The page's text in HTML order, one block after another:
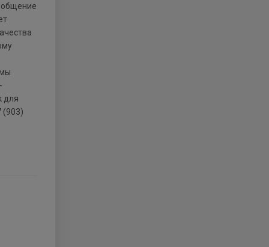
общение
для
(903)